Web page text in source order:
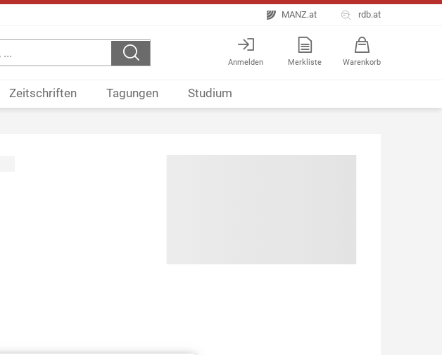
MANZ.at rdb.at
Anmelden Merkliste Warenkorb
Zeitschriften Tagungen Studium